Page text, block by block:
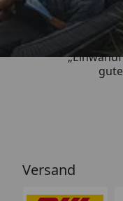
Versand